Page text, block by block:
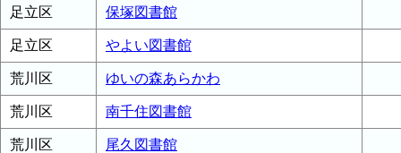
足立区 保塚図書館
足立区 やよい図書館
荒川区 ゆいの森あらかわ
荒川区 南千住図書館
荒川区 尾久図書館